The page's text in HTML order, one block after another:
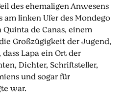
des ehemaligen Anwesens
am linken Ufer des Mondego
de Canas, einem
Großzügigkeit der Jugend,
Lapa ein Ort der
Dichter, Schriftsteller,
und sogar für
war.